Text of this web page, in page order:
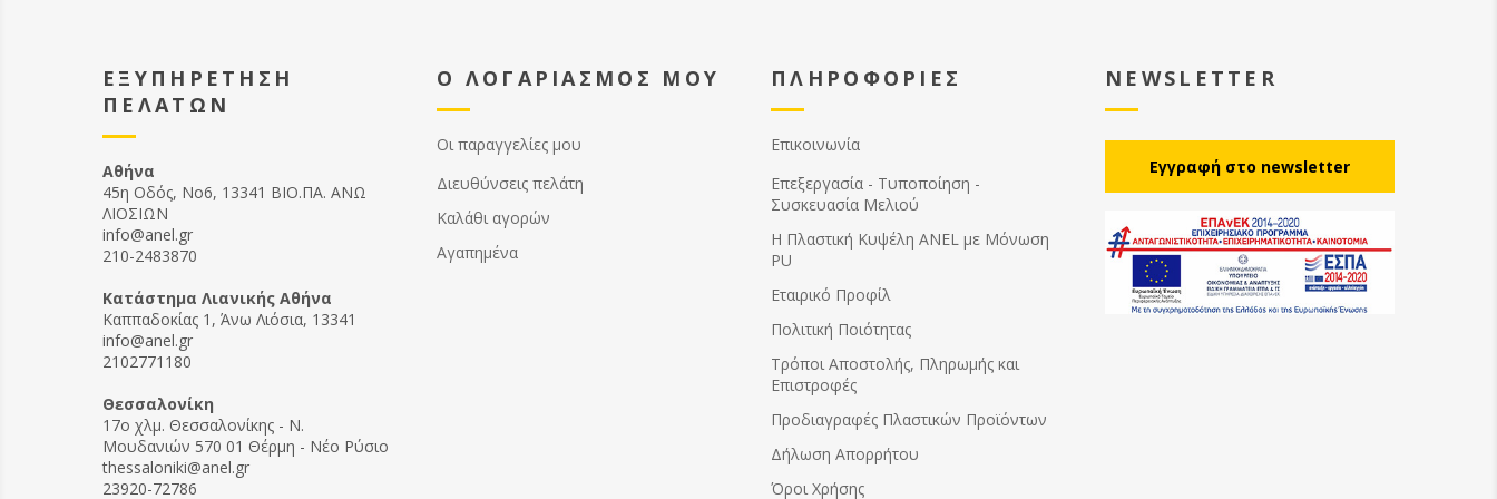
χρειάζεται να παραγγείλετε
ΕΞΥΠΗΡΕΤΗΣΗ
ΠΕΛΑΤΩΝ
Αθήνα
45η Οδός, Νο6, 13341 ΒΙΟ.ΠΑ. ΑΝΩ
ΛΙΟΣΙΩΝ
info@anel.gr
210-2483870
Kατάστημα Λιανικής Αθήνα
Καππαδοκίας 1, Άνω Λιόσια, 13341
info@anel.gr
2102771180
Θεσσαλονίκη
17ο χλμ. Θεσσαλονίκης - Ν.
Μουδανιών 570 01 Θέρμη - Νέο Ρύσιο
thessaloniki@anel.gr
23920-72786
Ο ΛΟΓΑΡΙΑΣΜΟΣ ΜΟΥ
Οι παραγγελίες μου
Διευθύνσεις πελάτη
Καλάθι αγορών
Αγαπημένα
ΠΛΗΡΟΦΟΡΙΕΣ
Επικοινωνία
Επεξεργασία - Τυποποίηση -
Συσκευασία Μελιού
Η Πλαστική Κυψέλη ANEL με Μόνωση
PU
Εταιρικό Προφίλ
Πολιτική Ποιότητας
Τρόποι Αποστολής, Πληρωμής και
Επιστροφές
Προδιαγραφές Πλαστικών Προϊόντων
Δήλωση Απορρήτου
Όροι Χρήσης
NEWSLETTER
Eγγραφή στο newsletter